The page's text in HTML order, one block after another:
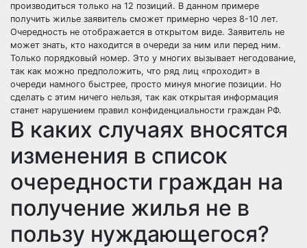
производиться только на 12 позиций. В данном примере
получить жилье заявитель сможет примерно через 8-10 лет.
Очередность не отображается в открытом виде. Заявитель не
может знать, кто находится в очереди за ним или перед ним.
Только порядковый номер. Это у многих вызывает негодование,
так как можно предположить, что ряд лиц «проходит» в
очереди намного быстрее, просто минуя многие позиции. Но
сделать с этим ничего нельзя, так как открытая информация
станет нарушением правил конфиденциальности граждан РФ.
В каких случаях вносятся
изменения в список
очередности граждан на
получение жилья не в
пользу нуждающегося?